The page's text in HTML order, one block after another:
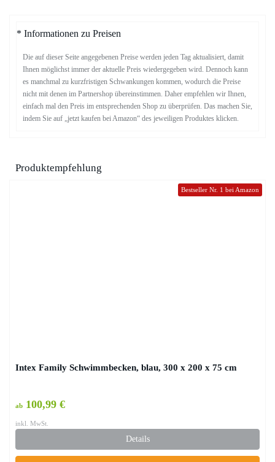
* Informationen zu Preisen
Die auf dieser Seite angegebenen Preise werden jeden Tag aktualisiert, damit
Ihnen möglichst immer der aktuelle Preis wiedergegeben wird. Dennoch kann
es manchmal zu kurzfristigen Schwankungen kommen, wodurch die Preise
nicht mit denen im Partnershop übereinstimmen. Daher empfehlen wir Ihnen,
einfach mal den Preis im entsprechenden Shop zu überprüfen. Das machen Sie,
indem Sie auf „jetzt kaufen bei Amazon“ des jeweiligen Produktes klicken.
Produktempfehlung
Bestseller Nr. 1 bei Amazon
Intex Family Schwimmbecken, blau, 300 x 200 x 75 cm
ab 100,99 €
inkl. MwSt.
Details